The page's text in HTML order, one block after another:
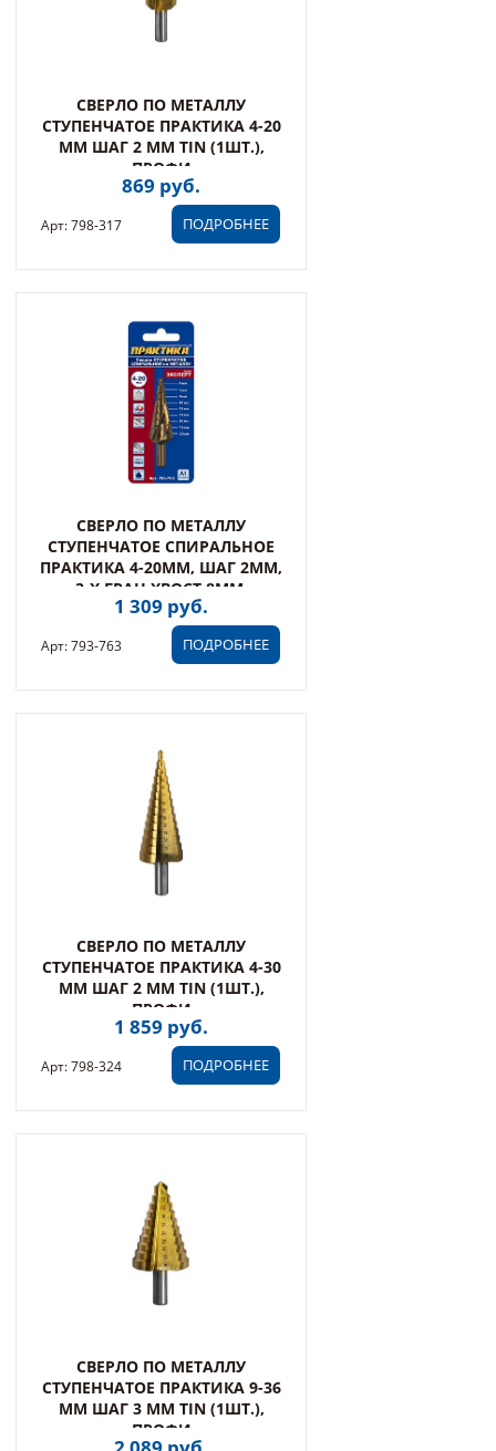
СВЕРЛО ПО МЕТАЛЛУ
СТУПЕНЧАТОЕ ПРАКТИКА 4-20
ММ ШАГ 2 ММ TIN (1ШТ.),
ПРОФИ
869 руб.
ПОДРОБНЕЕ
Арт: 798-317
СВЕРЛО ПО МЕТАЛЛУ
СТУПЕНЧАТОЕ СПИРАЛЬНОЕ
ПРАКТИКА 4-20ММ, ШАГ 2ММ,
3-Х ГРАН.ХВОСТ.8ММ,
ЭКСПЕРТ
1 309 руб.
ПОДРОБНЕЕ
Арт: 793-763
СВЕРЛО ПО МЕТАЛЛУ
СТУПЕНЧАТОЕ ПРАКТИКА 4-30
ММ ШАГ 2 ММ TIN (1ШТ.),
ПРОФИ
1 859 руб.
ПОДРОБНЕЕ
Арт: 798-324
СВЕРЛО ПО МЕТАЛЛУ
СТУПЕНЧАТОЕ ПРАКТИКА 9-36
ММ ШАГ 3 ММ TIN (1ШТ.),
ПРОФИ